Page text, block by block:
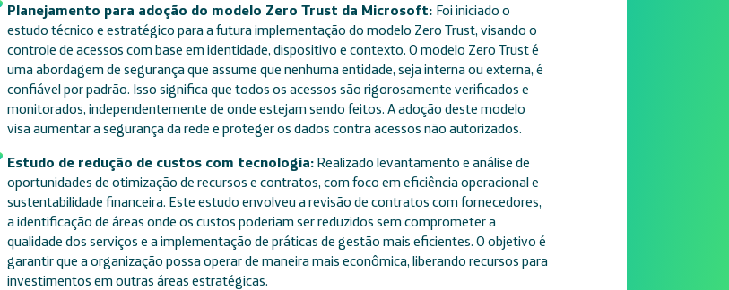
Planejamento para adoção do modelo Zero Trust da Microsoft: Foi iniciado o
estudo técnico e estratégico para a futura implementação do modelo Zero Trust, visando o
controle de acessos com base em identidade, dispositivo e contexto. O modelo Zero Trust é
uma abordagem de segurança que assume que nenhuma entidade, seja interna ou externa, é
confiável por padrão. Isso significa que todos os acessos são rigorosamente verificados e
monitorados, independentemente de onde estejam sendo feitos. A adoção deste modelo
visa aumentar a segurança da rede e proteger os dados contra acessos não autorizados.
Estudo de redução de custos com tecnologia:Realizado levantamento e análise de
oportunidades de otimização de recursos e contratos, com foco em eficiência operacional e
sustentabilidade financeira. Este estudo envolveu a revisão de contratos com fornecedores,
a identificação de áreas onde os custos poderiam ser reduzidos sem comprometer a
qualidade dos serviços e a implementação de práticas de gestão mais eficientes. O objetivo é
garantir que a organização possa operar de maneira mais econômica, liberando recursos para
investimentos em outras áreas estratégicas.